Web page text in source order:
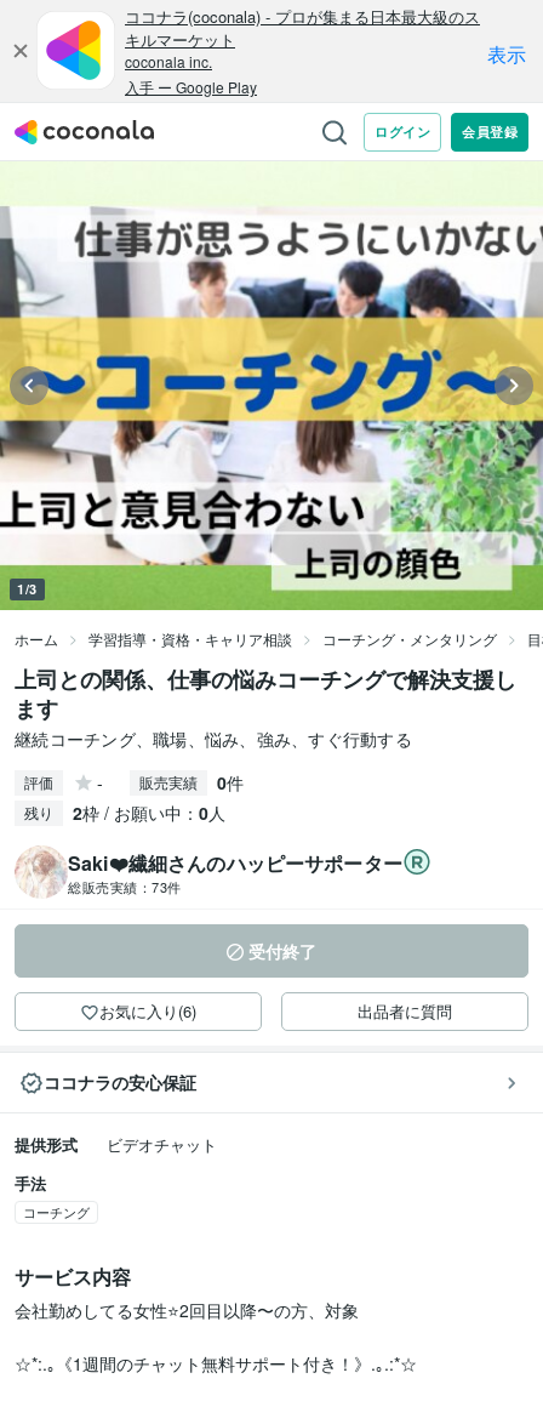
1/3
ホーム 学習指導・資格・キャリア相談 コーチング・メンタリング
上司との関係、仕事の悩みコーチングで解決支援し
ます
継続コーチング、職場、悩み、強み、すぐ行動する
評価 - 販売実績 0件
残り 2枠 / お願い中： 0人
Saki❤️繊細さんのハッピーサポーター
総販売実績： 73件
受付終了
お気に入り(6) 出品者に質問
ココナラの安心保証
提供形式
ビデオチャット
手法
コーチング
サービス内容
会社勤めしてる女性⭐️2回目以降〜の方、対象
☆*:.｡《1週間のチャット無料サポート付き！》.｡.:*☆